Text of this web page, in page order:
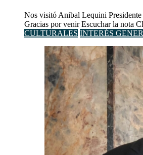
Nos visitó Anibal Lequini
Gracias por venir Escuchar la nota
CULTURALES INTERÉS